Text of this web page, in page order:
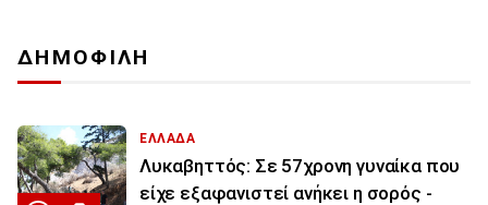
ΔΗΜΟΦΙΛΗ
ΕΛΛΑΔΑ
Λυκαβηττός: Σε 57χρονη γυναίκα που
είχε εξαφανιστεί ανήκει η σορός -